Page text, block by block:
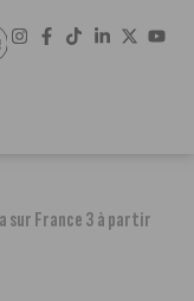
sur France 3 à partir